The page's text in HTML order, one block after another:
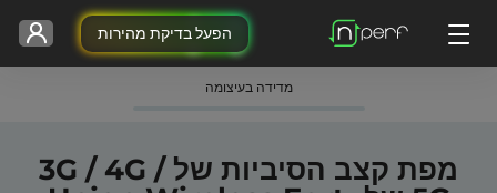
הפעל בדיקת מהירות
מדידה בעיצומה
מפת קצב הסיביות של 3G / 4G /